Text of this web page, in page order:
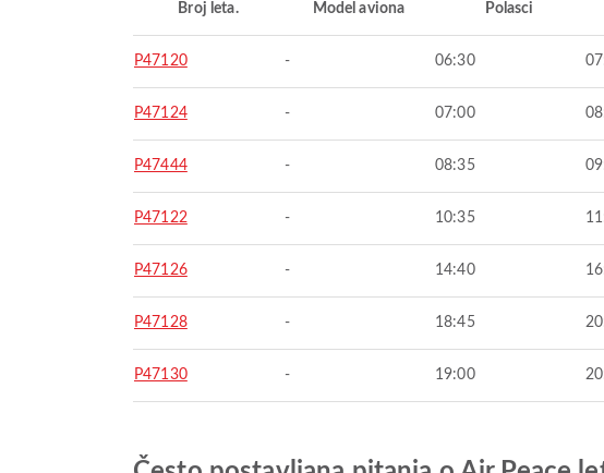
Broj leta. Model aviona Polasci
P47120 - 06:30
P47124 - 07:00
P47444 - 08:35
P47122 - 10:35
P47126 - 14:40
P47128 - 18:45
P47130 - 19:00